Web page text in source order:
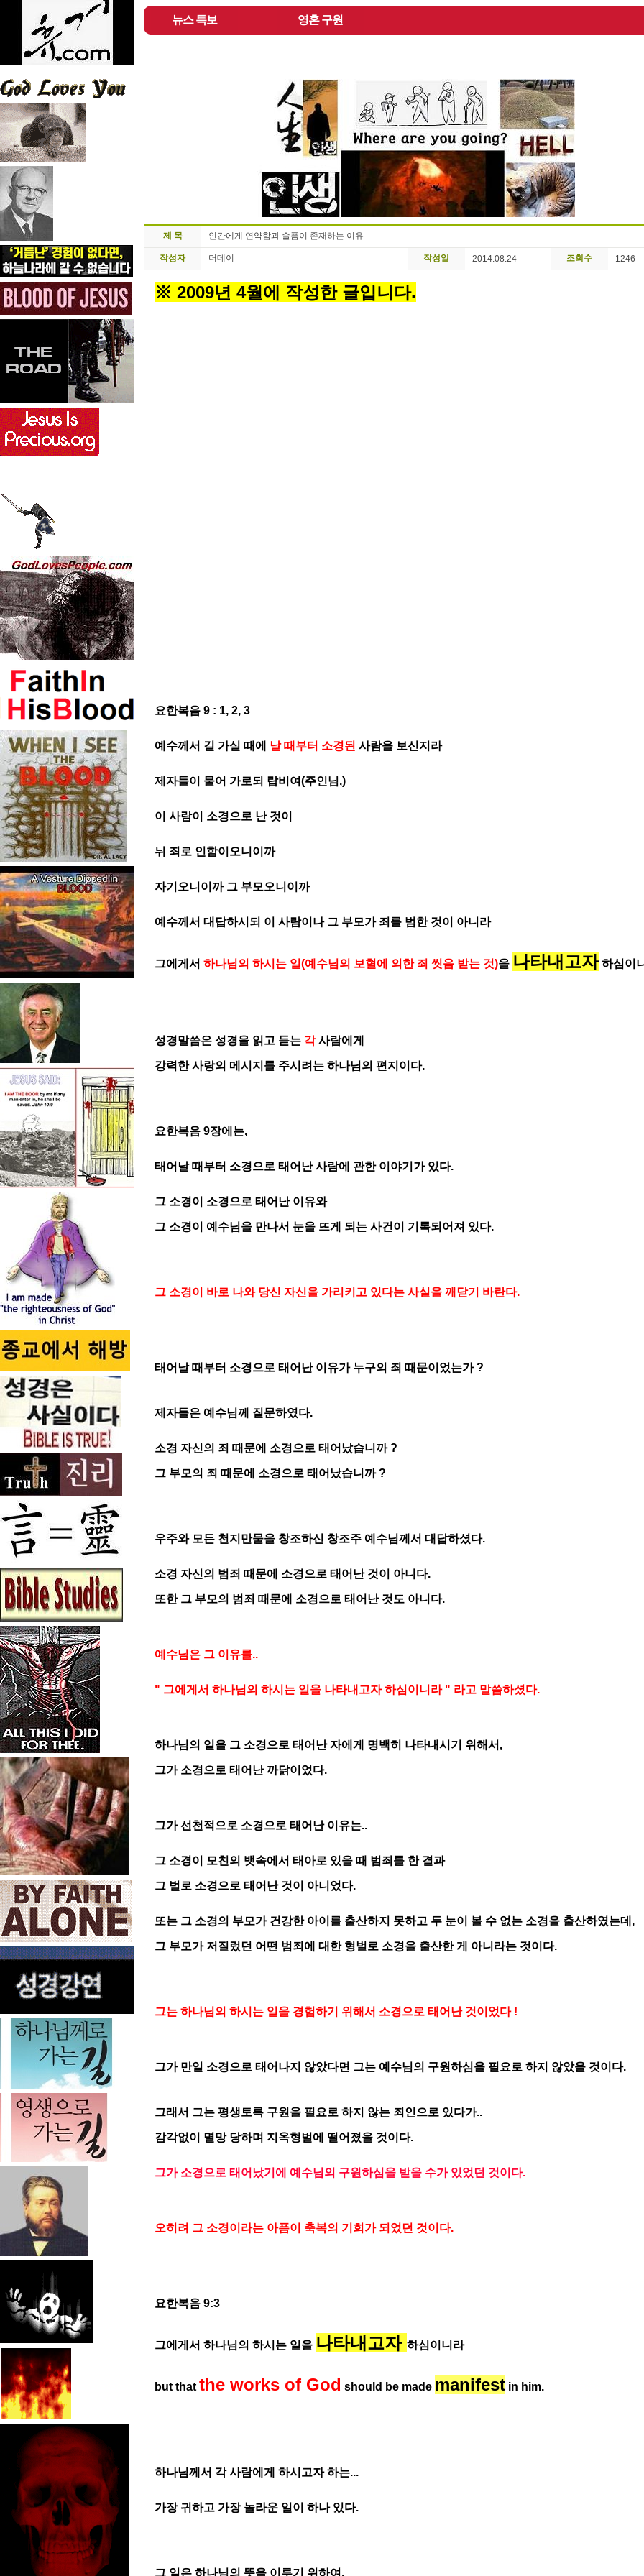
뉴스 특보 영혼 구원
제 목 인간에게 연약함과 슬픔이 존재하는 이유
작성자 더데이 작성일 2014.08.24 조회수 1246
※ 2009년 4월에 작성한 글입니다.
요한복음 9 : 1, 2, 3
예수께서 길 가실 때에 날 때부터 소경된 사람을 보신지라
제자들이 물어 가로되 랍비여(주인님,)
이 사람이 소경으로 난 것이
뉘 죄로 인함이오니이까
자기오니이까 그 부모오니이까
예수께서 대답하시되 이 사람이나 그 부모가 죄를 범한 것이 아니라
그에게서 하나님의 하시는 일(예수님의 보혈에 의한 죄 씻음 받는 것)을 나타내고자하심이
성경말씀은 성경을 읽고 듣는 각사람에게
강력한 사랑의 메시지를 주시려는 하나님의 편지이다.
요한복음 9장에는,
태어날 때부터 소경으로 태어난 사람에 관한 이야기가 있다.
그 소경이 소경으로 태어난 이유와
그 소경이 예수님을 만나서 눈을 뜨게 되는 사건이 기록되어져 있다.
그 소경이 바로 나와 당신 자신을 가리키고 있다는 사실을 깨닫기 바란다.
태어날 때부터 소경으로 태어난 이유가 누구의 죄 때문이었는가 ?
제자들은 예수님께 질문하였다.
소경 자신의 죄 때문에 소경으로 태어났습니까 ?
그 부모의 죄 때문에 소경으로 태어났습니까 ?
우주와 모든 천지만물을 창조하신 창조주 예수님께서 대답하셨다.
소경 자신의 범죄 때문에 소경으로 태어난 것이 아니다.
또한 그 부모의 범죄 때문에 소경으로 태어난 것도 아니다.
예수님은 그 이유를..
" 그에게서 하나님의 하시는 일을 나타내고자 하심이니라 " 라고 말씀하셨다.
하나님의 일을 그 소경으로 태어난 자에게 명백히 나타내시기 위해서,
그가 소경으로 태어난 까닭이었다.
그가 선천적으로 소경으로 태어난 이유는..
그 소경이 모친의 뱃속에서 태아로 있을 때 범죄를 한 결과
그 벌로 소경으로 태어난 것이 아니었다.
또는 그 소경의 부모가 건강한 아이를 출산하지 못하고 두 눈이 볼 수 없는 소경을 출산하였는데,
그 부모가 저질렀던 어떤 범죄에 대한 형벌로 소경을 출산한 게 아니라는 것이다.
그는 하나님의 하시는 일을 경험하기 위해서 소경으로 태어난 것이었다 !
그가 만일 소경으로 태어나지 않았다면 그는 예수님의 구원하심을 필요로 하지 않았을 것이다.
그래서 그는 평생토록 구원을 필요로 하지 않는 죄인으로 있다가..
감각없이 멸망 당하며 지옥형벌에 떨어졌을 것이다.
그가 소경으로 태어났기에 예수님의 구원하심을 받을 수가 있었던 것이다.
오히려 그 소경이라는 아픔이 축복의 기회가 되었던 것이다.
요한복음 9:3
그에게서 하나님의 하시는 일을 나타내고자 하심이니라
but that the works of God should be made manifest in him.
하나님께서 각 사람에게 하시고자 하는...
가장 귀하고 가장 놀라운 일이 하나 있다.
그 일은 하나님의 뜻을 이루기 위하여,